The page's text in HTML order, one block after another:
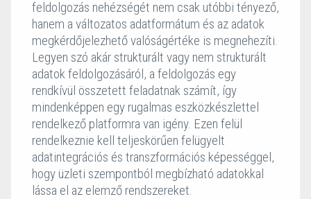
feldolgozás nehézségét nem csak utóbbi tényező,
hanem a változatos adatformátum és az adatok
megkérdőjelezhető valóságértéke is megnehezíti.
Legyen szó akár strukturált vagy nem strukturált
adatok feldolgozásáról, a feldolgozás egy
rendkívül összetett feladatnak számít, így
mindenképpen egy rugalmas eszközkészlettel
rendelkező platformra van igény. Ezen felül
rendelkeznie kell teljeskörűen felügyelt
adatintegrációs és transzformációs képességgel,
hogy üzleti szempontból megbízható adatokkal
lássa el az elemző rendszereket.